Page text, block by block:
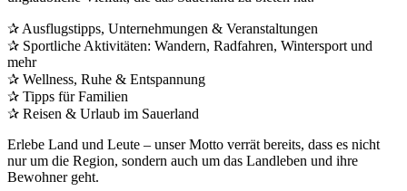
✰ Ausflugstipps, Unternehmungen & Veranstaltungen
✰ Sportliche Aktivitäten: Wandern, Radfahren, Wintersport und
mehr
✰ Wellness, Ruhe & Entspannung
✰ Tipps für Familien
✰ Reisen & Urlaub im Sauerland
Erlebe Land und Leute – unser Motto verrät bereits, dass es nicht
nur um die Region, sondern auch um das Landleben und ihre
Bewohner geht.